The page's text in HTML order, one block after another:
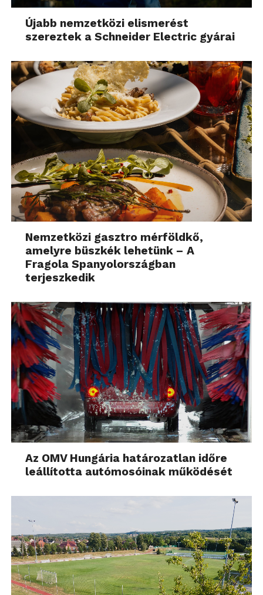
Újabb nemzetközi elismerést
szereztek a Schneider Electric gyárai
Nemzetközi gasztro mérföldkő,
amelyre büszkék lehetünk – A
Fragola Spanyolországban
terjeszkedik
Az OMV Hungária határozatlan időre
leállította autómosóinak működését